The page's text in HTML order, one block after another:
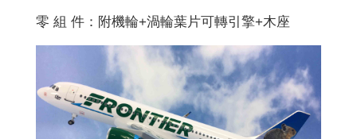
零 組 件：附機輪+渦輪葉片可轉引擎+木座